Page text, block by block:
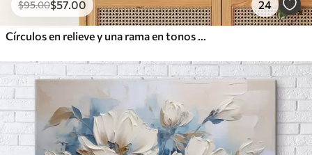
$95.00$57.00 24
Círculos en relieve y una rama en tonos neutros cálidos